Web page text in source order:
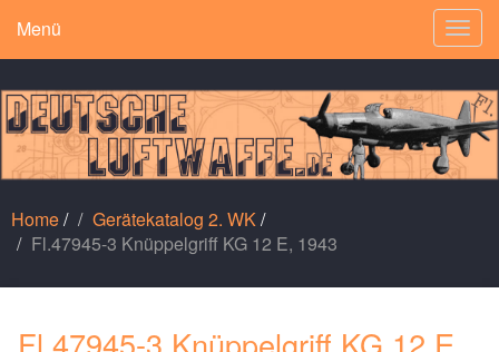
Menü
Home/ Gerätekatalog 2. WK/
Fl.47945-3 Knüppelgriff KG 12 E, 1943